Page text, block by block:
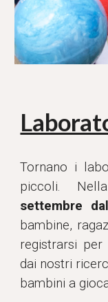
Tornano i
piccoli.
settembre
bambine,
registrarsi per
dai nostri
bambini a